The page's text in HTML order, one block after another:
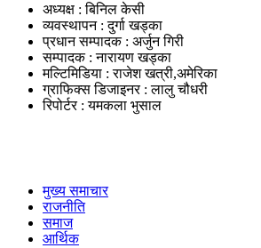
अध्यक्ष : बिनिल केसी
व्यवस्थापन : दुर्गा खड्का
प्रधान सम्पादक : अर्जुन गिरी
सम्पादक : नारायण खड्का
मल्टिमिडिया : राजेश खत्री,अमेरिका
ग्राफिक्स डिजाइनर : लालु चौधरी
रिपोर्टर : यमकला भुसाल
मुख्य समाचार
राजनीति
समाज
आर्थिक